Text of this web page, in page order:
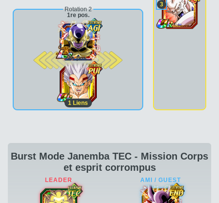
Rotation 2
1re pos.
2e pos.
1 Liens
3
Burst Mode Janemba TEC - Mission Corps
et esprit corrompus